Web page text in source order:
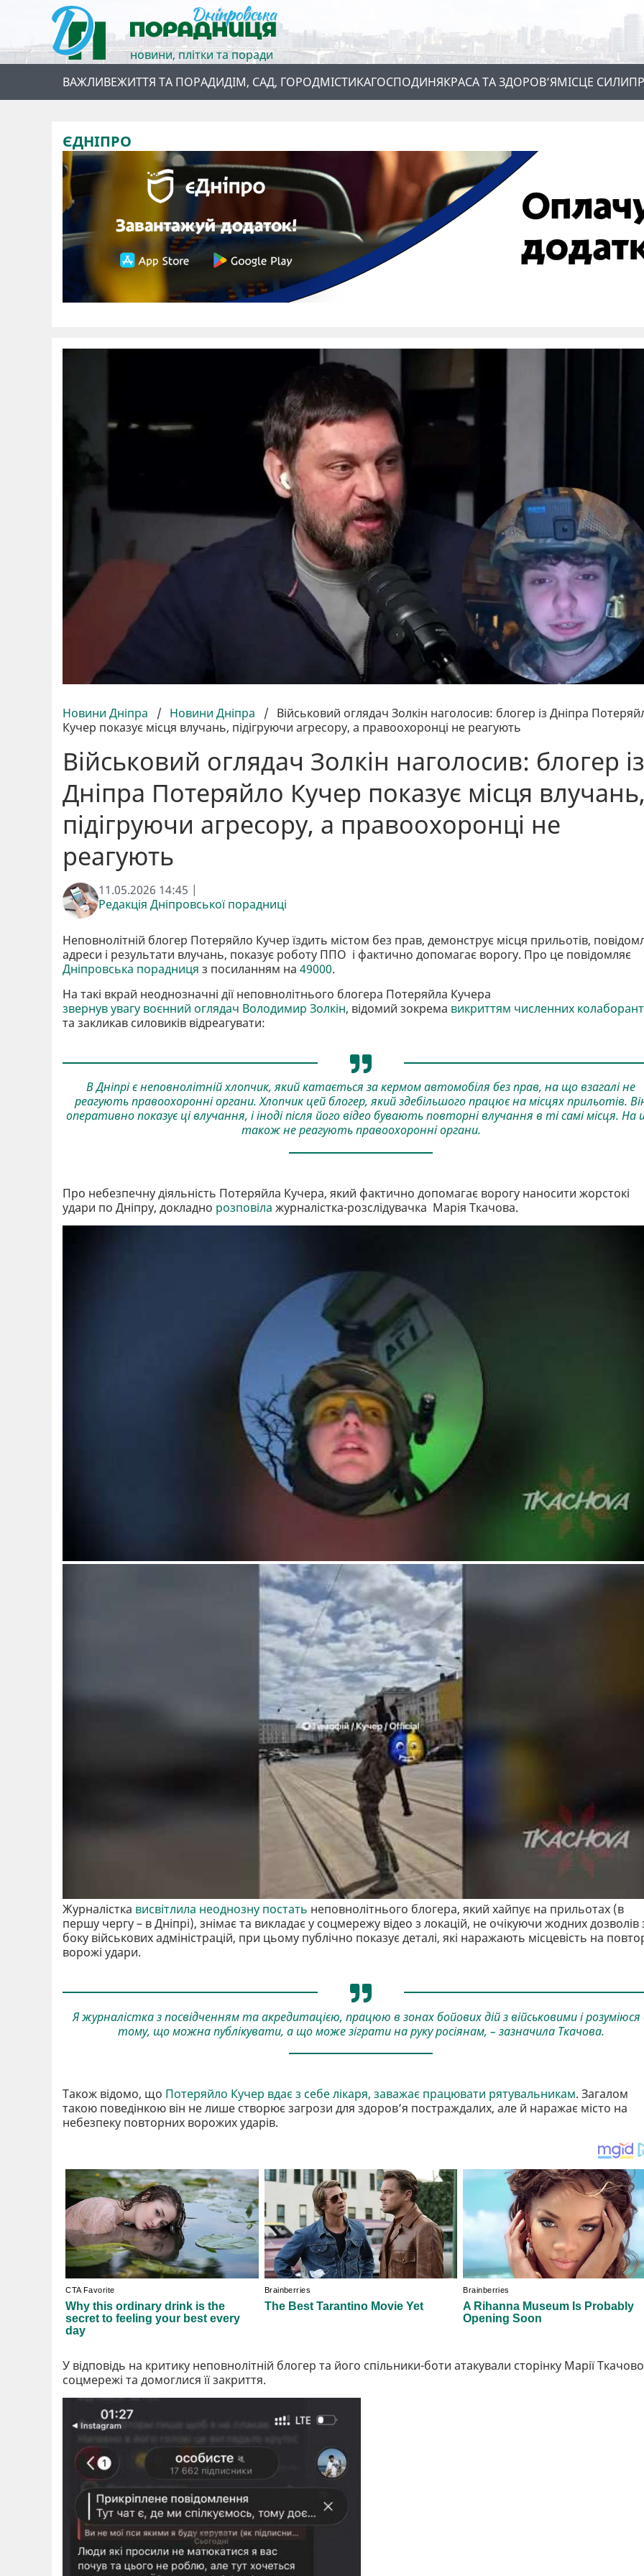
новини, плітки та поради
ВАЖЛИВЕЖИТТЯ ТА ПОРАДИДІМ, САД, ГОРОДМІСТИКАГОСПОДИНЯКРАСА ТА ЗДОРОВ’ЯМІСЦЕ СИЛИ
ЄДНІПРО
Новини Дніпра / Новини Дніпра / Військовий оглядач Золкін наголосив: блогер із Дніпра
Кучер показує місця влучань, підігруючи агресору, а правоохоронці не реагують
Військовий оглядач Золкін наголосив: блогер із
Дніпра Потеряйло Кучер показує місця
підігруючи агресору, а правоохоронці не
реагують
11.05.2026 14:45 |
Редакція Дніпровської порадниці
Неповнолітній блогер Потеряйло Кучер їздить містом без прав, демонструє місця прильотів,
адреси і результати влучань, показує роботу ППО і фактично допомагає ворогу. Про це повідомляє
Дніпровська порадниця з посиланням на 49000.
На такі вкрай неоднозначні дії неповнолітнього блогера Потеряйла Кучера
звернув увагу воєнний оглядач Володимир Золкін, відомий зокрема викриттям численних
та закликав силовиків відреагувати:
В Дніпрі є неповнолітній хлопчик, який катається за кермом автомобіля без прав, на що взагалі не
реагують правоохоронні органи. Хлопчик цей блогер, який здебільшого працює на місцях прильотів.
оперативно показує ці влучання, і іноді після його відео бувають повторні влучання в ті самі місця. На
також не реагують правоохоронні органи.
Про небезпечну діяльність Потеряйла Кучера, який фактично допомагає ворогу наносити жорстокі
удари по Дніпру, докладно розповіла журналістка-розслідувачка Марія Ткачова.
Журналістка висвітлила неоднозну постать неповнолітнього блогера, який хайпує на прильотах (в
першу чергу – в Дніпрі), знімає та викладає у соцмережу відео з локацій, не очікуючи жодних дозволів
боку військових адміністрацій, при цьому публічно показує деталі, які наражають місцевість на
ворожі удари.
Я журналістка з посвідченням та акредитацією, працюю в зонах бойових дій з військовими і розуміюся
тому, що можна публікувати, а що може зіграти на руку росіянам, – зазначилаТкачова.
Також відомо, що Потеряйло Кучер вдає з себе лікаря, заважає працювати рятувальникам. Загалом
такою поведінкою він не лише створює загрози для здоровʼя постраждалих, але й наражає місто на
небезпеку повторних ворожих ударів.
У відповідь на критику неповнолітній блогер та його спільники-боти атакували сторінку Марії
соцмережі та домоглися її закриття.